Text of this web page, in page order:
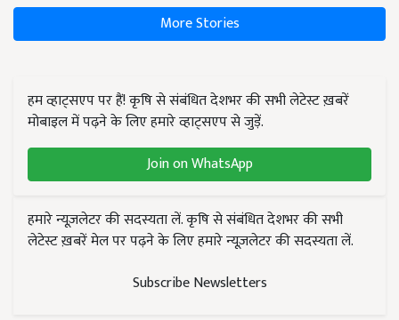
More Stories
हम व्हाट्सएप पर हैं! कृषि से संबंधित देशभर की सभी लेटेस्ट ख़बरें
मोबाइल में पढ़ने के लिए हमारे व्हाट्सएप से जुड़ें.
Join on WhatsApp
हमारे न्यूज़लेटर की सदस्यता लें. कृषि से संबंधित देशभर की सभी
लेटेस्ट ख़बरें मेल पर पढ़ने के लिए हमारे न्यूज़लेटर की सदस्यता लें.
Subscribe Newsletters